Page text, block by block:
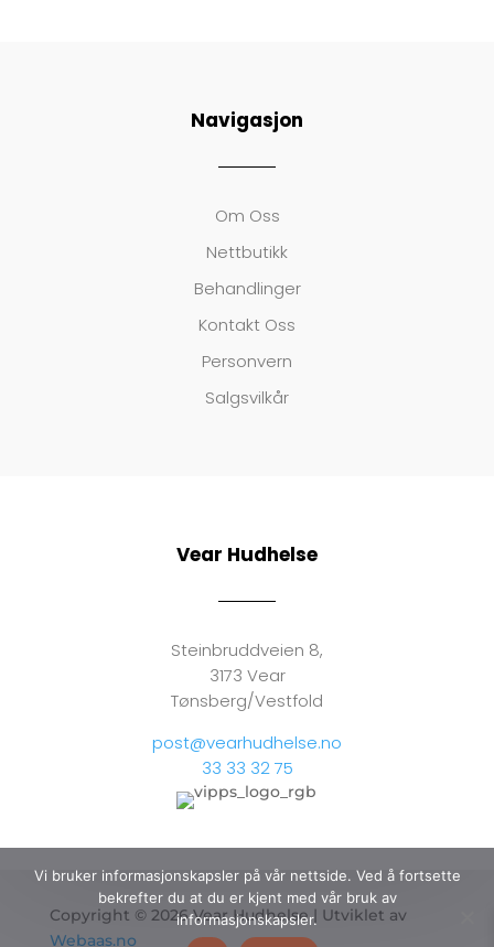
Navigasjon
Om Oss
Nettbutikk
Behandlinger
Kontakt Oss
Personvern
Salgsvilkår
Vear Hudhelse
Steinbruddveien 8,
3173 Vear
Tønsberg/Vestfold
post@vearhudhelse.no
33 33 32 75
Copyright © 2026 Vear Hudhelse | Utviklet av
Webaas.no
Vi bruker informasjonskapsler på vår nettside. Ved å fortsette
bekrefter du at du er kjent med vår bruk av
informasjonskapsler.